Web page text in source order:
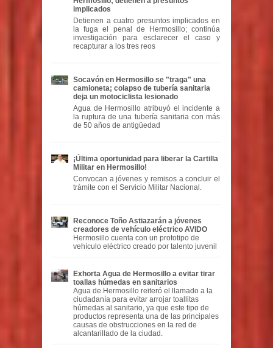
implicados
Detienen a cuatro presuntos implicados en
la fuga el penal de Hermosillo; continúa
investigación para esclarecer el caso y
recapturar a los tres reos
Socavón en Hermosillo se "traga" una
camioneta; colapso de tubería sanitaria
deja un motociclista lesionado
Agua de Hermosillo atribuyó el incidente a
la ruptura de una tubería sanitaria con más
de 50 años de antigüedad
¡Última oportunidad para liberar la Cartilla
Militar en Hermosillo!
Convocan a jóvenes y remisos a concluir el
trámite con el Servicio Militar Nacional.
Reconoce Toño Astiazarán a jóvenes
creadores de vehículo eléctrico AVIDO
Hermosillo cuenta con un prototipo de
vehículo eléctrico creado por talento juvenil
Exhorta Agua de Hermosillo a evitar tirar
toallas húmedas en sanitarios
Agua de Hermosillo reiteró el llamado a la
ciudadanía para evitar arrojar toallitas
húmedas al sanitario, ya que este tipo de
productos representa una de las principales
causas de obstrucciones en la red de
alcantarillado de la ciudad.